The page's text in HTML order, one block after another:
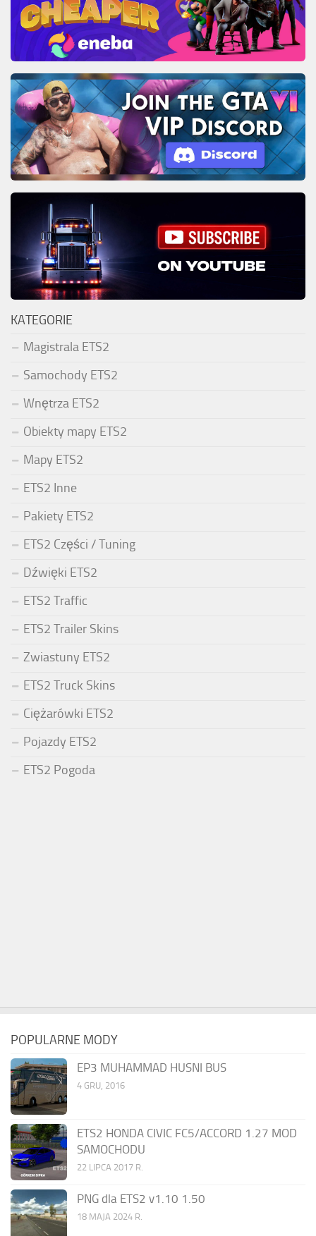
KATEGORIE
Magistrala ETS2
Samochody ETS2
Wnętrza ETS2
Obiekty mapy ETS2
Mapy ETS2
ETS2 Inne
Pakiety ETS2
ETS2 Części / Tuning
Dźwięki ETS2
ETS2 Traffic
ETS2 Trailer Skins
Zwiastuny ETS2
ETS2 Truck Skins
Ciężarówki ETS2
Pojazdy ETS2
ETS2 Pogoda
POPULARNE MODY
EP3 MUHAMMAD HUSNI BUS
4 GRU, 2016
ETS2 HONDA CIVIC FC5/ACCORD 1.27 MOD
SAMOCHODU
22 LIPCA 2017 R.
PNG dla ETS2 v1.10 1.50
18 MAJA 2024 R.